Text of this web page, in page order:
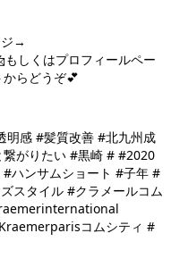
→
しくはプロフィールペー
らどうぞ💕
明感 #髪質改善 #北九州成
がりたい #黒崎 # #2020
ハンサムショート #子年 #
スタイル #クラメールコム
コムシティ #